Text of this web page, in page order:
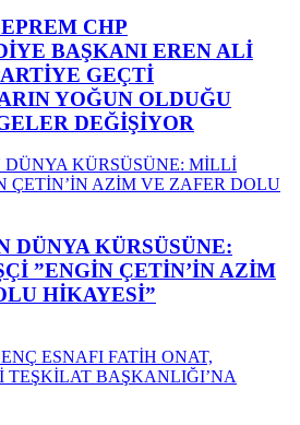
CHP
BAŞKANI EREN ALİ
GEÇTİ
YOĞUN OLDUĞU
DEĞİŞİYOR
DÜNYA KÜRSÜSÜNE:
”ENGİN ÇETİN’İN AZİM
HİKAYESİ”